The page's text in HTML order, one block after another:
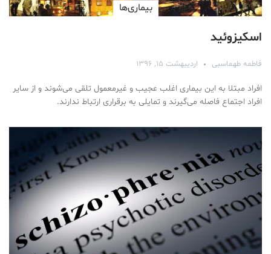
بیماری‌ها
اسکیزوئید
فاطمه طهماسبی اردیبهشت ۱۵, ۱۳۹۶
افراد مبتلا به این بیماری اغلب عجیب و غیرمعمول تلقی می‌شوند و از سایر
افراد اجتماع فاصله می‌گیرند و تمایلی به برقراری ارتباط ندارند.